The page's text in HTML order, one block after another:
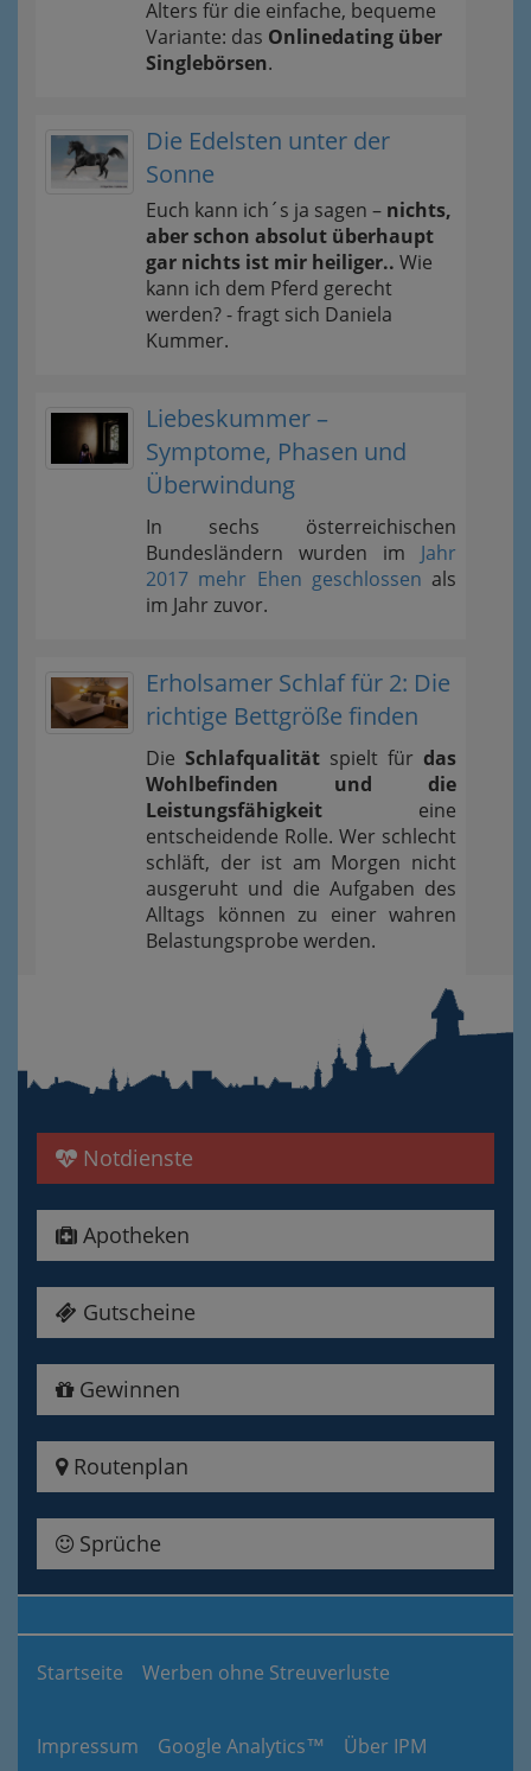
Alters für die einfache, bequeme
Variante: das Onlinedating über
Singlebörsen.
Die Edelsten unter der
Sonne
Euch kann ich´s ja sagen – nichts,
aber schon absolut überhaupt
gar nichts ist mir heiliger.. Wie
kann ich dem Pferd gerecht
werden? - fragt sich Daniela
Kummer.
Liebeskummer –
Symptome, Phasen und
Überwindung
In sechs österreichischen
Bundesländern wurden im Jahr
2017 mehr Ehen geschlossen als
im Jahr zuvor.
Erholsamer Schlaf für 2: Die
richtige Bettgröße finden
Die Schlafqualität spielt für das
Wohlbefinden und die
Leistungsfähigkeit eine
entscheidende Rolle. Wer schlecht
schläft, der ist am Morgen nicht
ausgeruht und die Aufgaben des
Alltags können zu einer wahren
Belastungsprobe werden.
Notdienste
Apotheken
Gutscheine
Gewinnen
Routenplan
Sprüche
Startseite Werben ohne Streuverluste
Impressum Google Analytics™ Über IPM